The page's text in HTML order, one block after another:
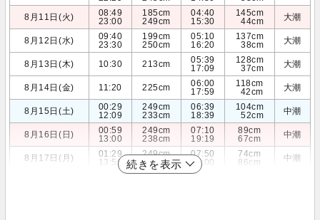
8月11日(火)
08:49
23:00
185cm
249cm
04:40
15:30
145cm
44cm
大潮
8月12日(水)
09:40
23:30
199cm
250cm
05:10
16:20
137cm
38cm
大潮
8月13日(木) 10:30 213cm
05:39
17:09
128cm
37cm
大潮
8月14日(金) 11:20 225cm
06:00
17:59
118cm
42cm
大潮
8月15日(土)
00:29
12:09
249cm
233cm
06:39
18:39
104cm
52cm
中潮
8月16日(日)
00:59
13:00
249cm
238cm
07:10
19:19
89cm
67cm
中潮
8月17日(月)
01:29
13:59
249cm
241cm
07:50
20:00
74cm
86cm
中潮
続きを表示